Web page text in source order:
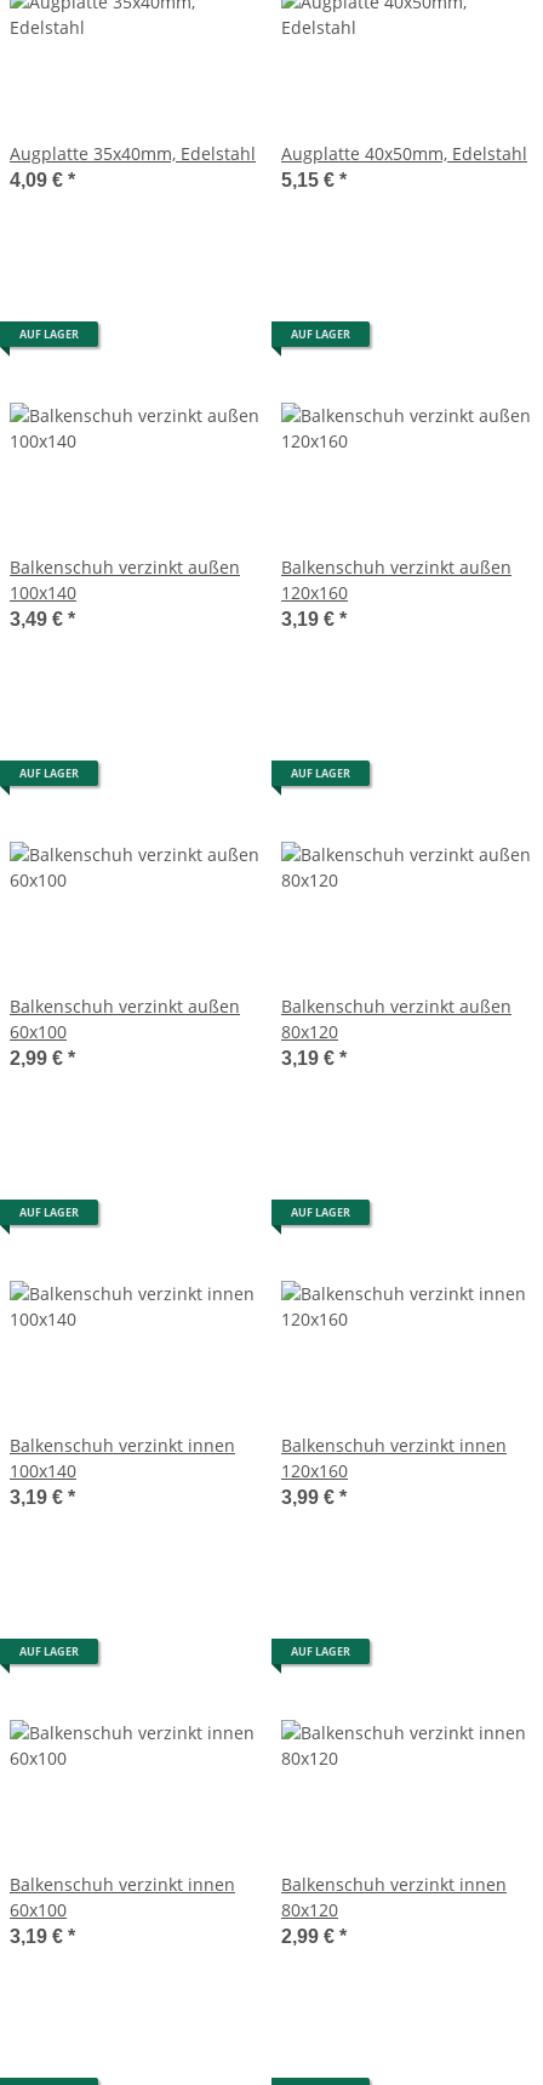
Augplatte 35x40mm, Edelstahl
4,09 € *
Augplatte 40x50mm, Edelstahl
5,15 € *
AUF LAGER
Balkenschuh verzinkt außen
100x140
3,49 € *
AUF LAGER
Balkenschuh verzinkt außen
120x160
3,19 € *
AUF LAGER
Balkenschuh verzinkt außen
60x100
2,99 € *
AUF LAGER
Balkenschuh verzinkt außen
80x120
3,19 € *
AUF LAGER
Balkenschuh verzinkt innen
100x140
3,19 € *
AUF LAGER
Balkenschuh verzinkt innen
120x160
3,99 € *
AUF LAGER
Balkenschuh verzinkt innen
60x100
3,19 € *
AUF LAGER
Balkenschuh verzinkt innen
80x120
2,99 € *